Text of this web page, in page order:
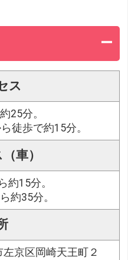
ス
25分。
徒歩で約15分。
車）
約15分。
約35分。
京区岡崎天王町２